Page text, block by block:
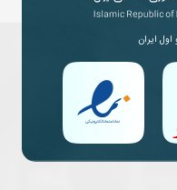
ایران